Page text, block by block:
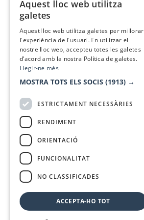
Aquest lloc web utilitza
galetes
Aquest lloc web utilitza galetes per millorar
l'experiència de l'usuari. En utilitzar el
nostre lloc web, accepteu totes les galetes
d’acord amb la nostra Política de galetes.
Llegir-ne més
MOSTRA TOTS ELS SOCIS (1913) →
ESTRICTAMENT NECESSÀRIES
RENDIMENT
ORIENTACIÓ
FUNCIONALITAT
NO CLASSIFICADES
ACCEPTA-HO TOT